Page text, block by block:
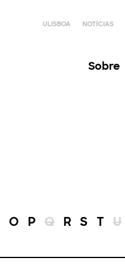
ULISBOA NOTÍCIAS
Sobre
O P Q R S T U